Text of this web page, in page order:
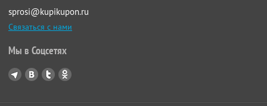
sprosi@kupikupon.ru
Связаться с нами
Мы в Соцсетях